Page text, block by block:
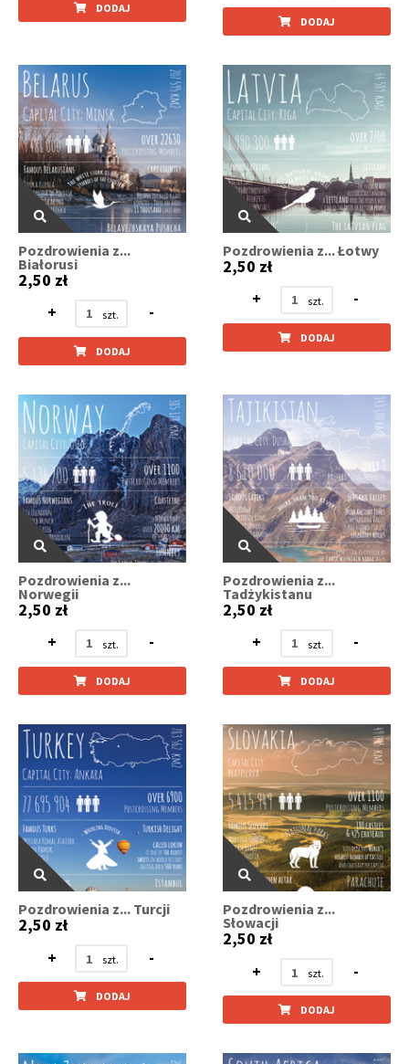
DODAJ
DODAJ
Pozdrowienia z...
Białorusi
2,50 zł
+
-
DODAJ
Pozdrowienia z... Łotwy
2,50 zł
+
-
DODAJ
Pozdrowienia z...
Norwegii
2,50 zł
+
-
DODAJ
Pozdrowienia z...
Tadżykistanu
2,50 zł
+
-
DODAJ
Pozdrowienia z... Turcji
2,50 zł
+
-
DODAJ
Pozdrowienia z...
Słowacji
2,50 zł
+
-
DODAJ